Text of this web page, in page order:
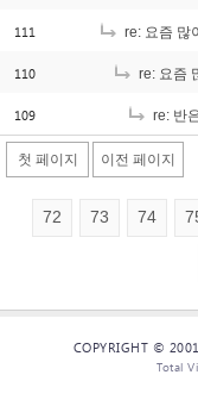
111 re: 요즘 많
110 re: 요즘 많
109 re: 반
첫 페이지 이전 페이지
72 73 74
COPYRIGHT ©
Total